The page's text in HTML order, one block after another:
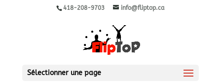
418-208-9703 info@fliptop.ca
Sélectionner une page